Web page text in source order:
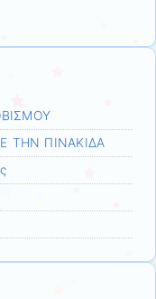
ΤΗΝ ΠΙΝΑΚΙΔΑ